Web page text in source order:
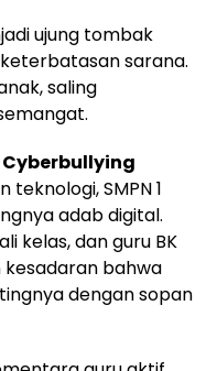
ujung tombak
sarana.
saling
SMPN 1
adab digital.
kelas, dan guru BK
bahwa
dengan sopan